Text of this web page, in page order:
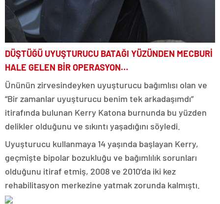
DÜŞTÜĞÜ UYUŞTURUCU BATAĞI YÜZÜNDEN MECBURİ
HALE GELEN BİR OPERASYON…
Ününün zirvesindeyken uyuşturucu bağımlısı olan ve
“Bir zamanlar uyuşturucu benim tek arkadaşımdı”
itirafında bulunan Kerry Katona burnunda bu yüzden
delikler olduğunu ve sıkıntı yaşadığını söyledi.
Uyuşturucu kullanmaya 14 yaşında başlayan Kerry,
geçmişte bipolar bozukluğu ve bağımlılık sorunları
olduğunu itiraf etmiş, 2008 ve 2010’da iki kez
rehabilitasyon merkezine yatmak zorunda kalmıştı.